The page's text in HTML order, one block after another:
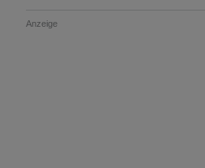
Anzeige